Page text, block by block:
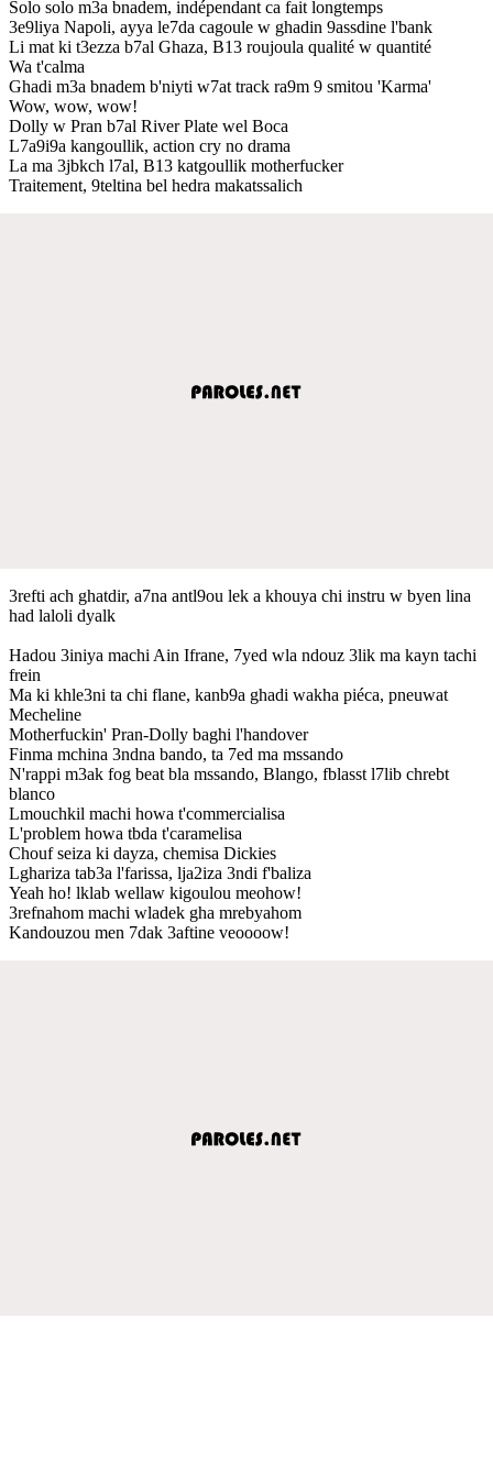
Solo solo m3a bnadem, indépendant ca fait longtemps
3e9liya Napoli, ayya le7da cagoule w ghadin 9assdine l'bank
Li mat ki t3ezza b7al Ghaza, B13 roujoula qualité w quantité
Wa t'calma
Ghadi m3a bnadem b'niyti w7at track ra9m 9 smitou 'Karma'
Wow, wow, wow!
Dolly w Pran b7al River Plate wel Boca
L7a9i9a kangoullik, action cry no drama
La ma 3jbkch l7al, B13 katgoullik motherfucker
Traitement, 9teltina bel hedra makatssalich
3refti ach ghatdir, a7na antl9ou lek a khouya chi instru w byen lina
had laloli dyalk
Hadou 3iniya machi Ain Ifrane, 7yed wla ndouz 3lik ma kayn tachi
frein
Ma ki khle3ni ta chi flane, kanb9a ghadi wakha piéca, pneuwat
Mecheline
Motherfuckin' Pran-Dolly baghi l'handover
Finma mchina 3ndna bando, ta 7ed ma mssando
N'rappi m3ak fog beat bla mssando, Blango, fblasst l7lib chrebt
blanco
Lmouchkil machi howa t'commercialisa
L'problem howa tbda t'caramelisa
Chouf seiza ki dayza, chemisa Dickies
Lghariza tab3a l'farissa, lja2iza 3ndi f'baliza
Yeah ho! lklab wellaw kigoulou meohow!
3refnahom machi wladek gha mrebyahom
Kandouzou men 7dak 3aftine veoooow!